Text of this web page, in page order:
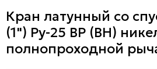
Кран латунный со
(1") Ру-25 ВР (ВН)
полнопроходной
ул.
Калужская,
15,